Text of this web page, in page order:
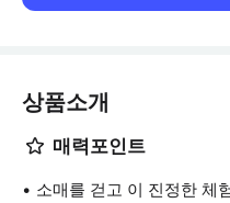
상품소개
매력포인트
소매를 걷고 이 진정한 체